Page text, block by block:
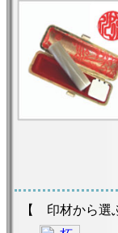
【 印材から選